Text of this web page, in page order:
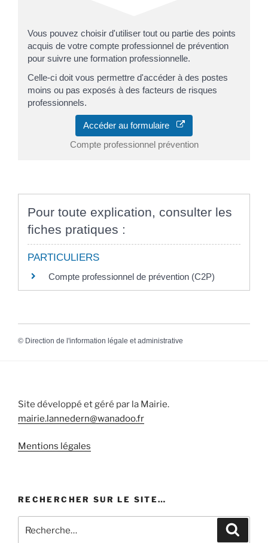
Vous pouvez choisir d'utiliser tout ou partie des points
acquis de votre compte professionnel de prévention
pour suivre une formation professionnelle.
Celle-ci doit vous permettre d'accéder à des postes
moins ou pas exposés à des facteurs de risques
professionnels.
Accéder au formulaire
Compte professionnel prévention
Pour toute explication, consulter les
fiches pratiques :
PARTICULIERS
Compte professionnel de prévention (C2P)
© Direction de l'information légale et administrative
Site développé et géré par la Mairie.
mairie.lannedern@wanadoo.fr
Mentions légales
RECHERCHER SUR LE SITE…
pour